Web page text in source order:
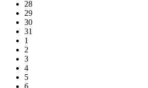
28
29
30
31
1
2
3
4
5
6